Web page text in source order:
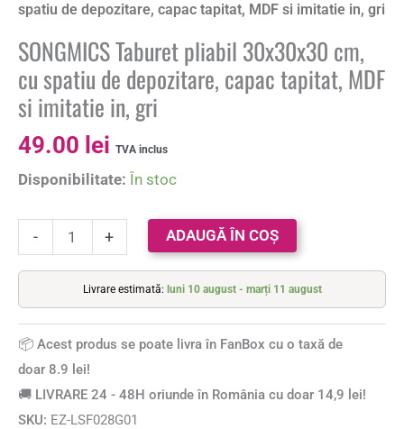
spatiu de depozitare, capac tapitat, MDF si imitatie in, gri
SONGMICS Taburet pliabil 30x30x30 cm,
cu spatiu de depozitare, capac tapitat, MDF
si imitatie in, gri
49.00 lei TVA inclus
Disponibilitate: În stoc
- + ADAUGĂ ÎN COȘ
Livrare estimată: luni 10 august - marți 11 august
📦 Acest produs se poate livra în FanBox cu o taxă de
doar 8.9 lei!
🚚 LIVRARE 24 - 48H oriunde în România cu doar 14,9 lei!
SKU: EZ-LSF028G01